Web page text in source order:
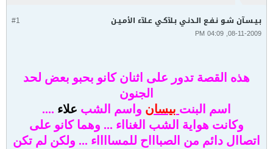
#1 بـيـسـآن شـو نـفـع الـدنـي بـلآكـي عـلآء الأمـيـن
08-11-2009, 04:09 PM
هذه القصة تدور على اثنان كانو بحبو بعض لحد
الجنون
اسم البنت بيسان واسم الشب علاء ....
وكانت هواية الشب الغنااء ... وهما كانو على
اتصاال دائم من الصباااح للمسااااء ... ولكن لم تكن